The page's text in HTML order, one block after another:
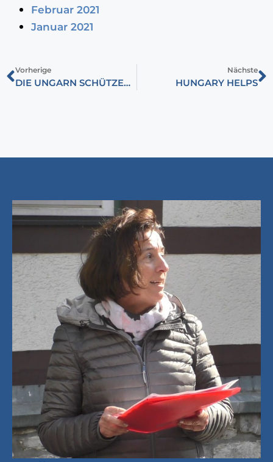
Februar 2021
Januar 2021
Vorherige
DIE UNGARN SCHÜTZEN? VOR WEM UND WOVOR?
Nächste
HUNGARY HELPS